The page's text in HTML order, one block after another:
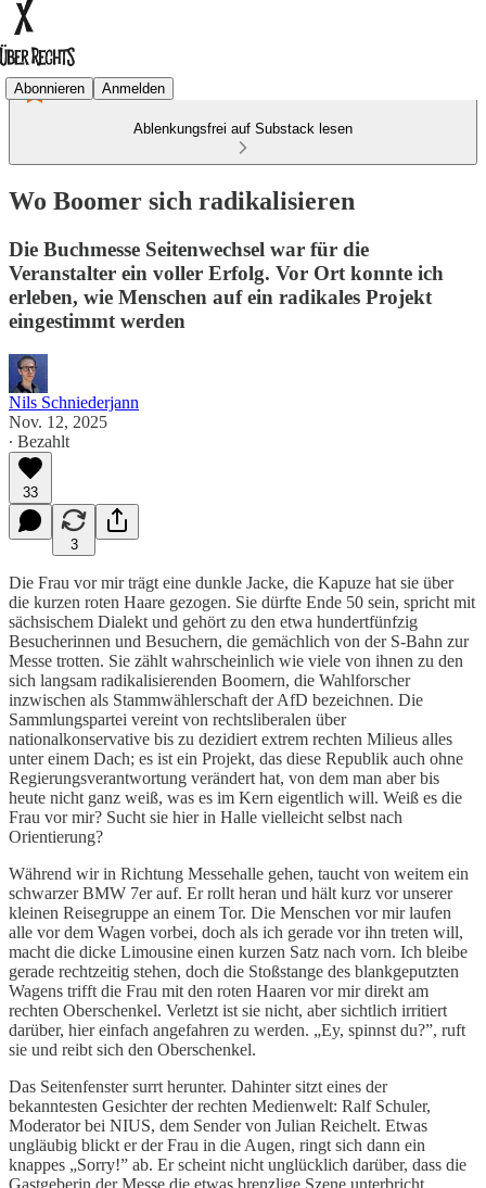
Abonnieren Anmelden
Ablenkungsfrei auf Substack lesen
Wo Boomer sich radikalisieren
Die Buchmesse Seitenwechsel war für die
Veranstalter ein voller Erfolg. Vor Ort konnte ich
erleben, wie Menschen auf ein radikales Projekt
eingestimmt werden
Nils Schniederjann
Nov. 12, 2025
∙ Bezahlt
33
3
Die Frau vor mir trägt eine dunkle Jacke, die Kapuze hat sie über
die kurzen roten Haare gezogen. Sie dürfte Ende 50 sein, spricht mit
sächsischem Dialekt und gehört zu den etwa hundertfünfzig
Besucherinnen und Besuchern, die gemächlich von der S-Bahn zur
Messe trotten. Sie zählt wahrscheinlich wie viele von ihnen zu den
sich langsam radikalisierenden Boomern, die Wahlforscher
inzwischen als Stammwählerschaft der AfD bezeichnen. Die
Sammlungspartei vereint von rechtsliberalen über
nationalkonservative bis zu dezidiert extrem rechten Milieus alles
unter einem Dach; es ist ein Projekt, das diese Republik auch ohne
Regierungsverantwortung verändert hat, von dem man aber bis
heute nicht ganz weiß, was es im Kern eigentlich will. Weiß es die
Frau vor mir? Sucht sie hier in Halle vielleicht selbst nach
Orientierung?
Während wir in Richtung Messehalle gehen, taucht von weitem ein
schwarzer BMW 7er auf. Er rollt heran und hält kurz vor unserer
kleinen Reisegruppe an einem Tor. Die Menschen vor mir laufen
alle vor dem Wagen vorbei, doch als ich gerade vor ihn treten will,
macht die dicke Limousine einen kurzen Satz nach vorn. Ich bleibe
gerade rechtzeitig stehen, doch die Stoßstange des blankgeputzten
Wagens trifft die Frau mit den roten Haaren vor mir direkt am
rechten Oberschenkel. Verletzt ist sie nicht, aber sichtlich irritiert
darüber, hier einfach angefahren zu werden. „Ey, spinnst du?”, ruft
sie und reibt sich den Oberschenkel.
Das Seitenfenster surrt herunter. Dahinter sitzt eines der
bekanntesten Gesichter der rechten Medienwelt: Ralf Schuler,
Moderator bei NIUS, dem Sender von Julian Reichelt. Etwas
ungläubig blickt er der Frau in die Augen, ringt sich dann ein
knappes „Sorry!” ab. Er scheint nicht unglücklich darüber, dass die
Gastgeberin der Messe die etwas brenzlige Szene unterbricht.